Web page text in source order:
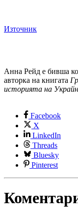
Източник
Анна Рейд е бивша
авторка на книгата
историята на
Facebook
X
LinkedIn
Threads
Bluesky
Pinterest